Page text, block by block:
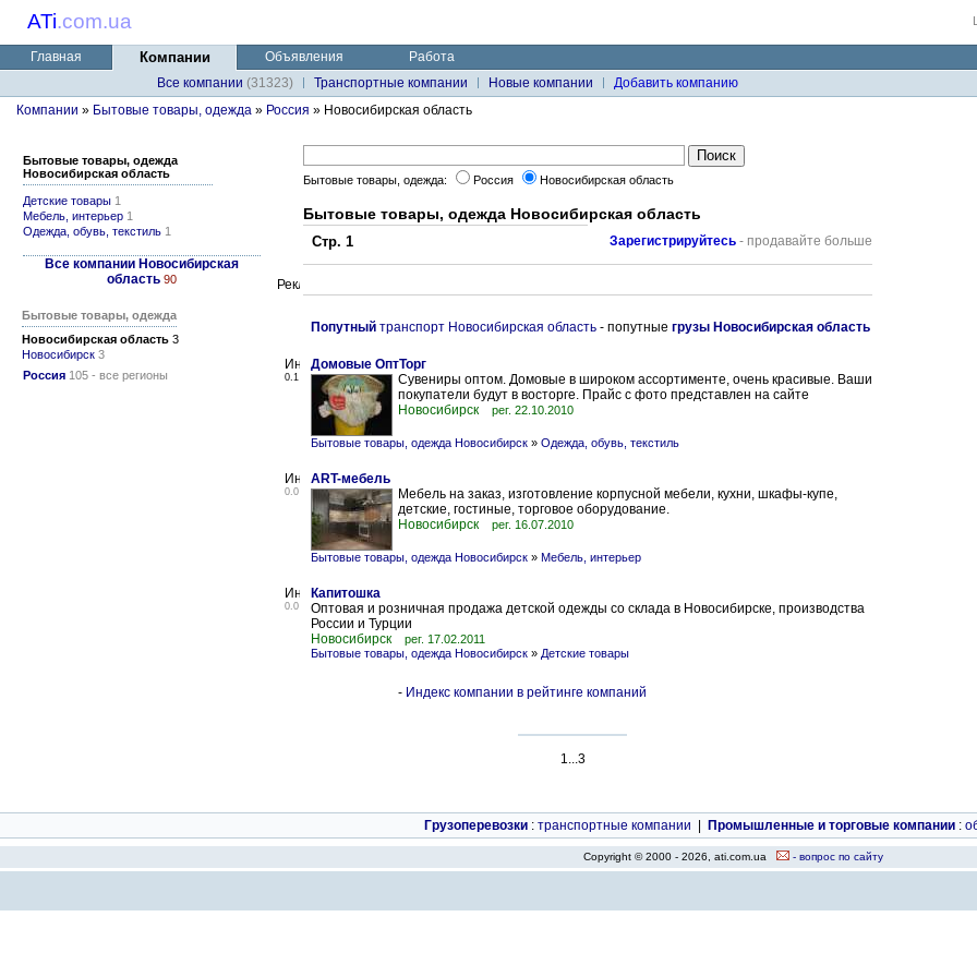
ATi.com.ua
Главная Компании Объявления
Работа
Все компании (31323) Транспортные компании Новые компании
Добавить компанию
Компании » Бытовые товары, одежда » Россия » Новосибирская область
Бытовые товары, одежда
Новосибирская область
Детские товары 1
Мебель, интерьер 1
Одежда, обувь, текстиль 1
Все компании Новосибирская
область 90
Бытовые товары, одежда
Новосибирская область 3
Новосибирск 3
Россия 105 - все регионы
Бытовые товары, одежда: Россия Новосибирская область
Бытовые товары, одежда Новосибирская область
Стр. 1 Зарегистрируйтесь - продавайте больше
Попутный транспорт Новосибирская область - попутные грузы Новосибирская область
0.1
Домовые ОптТорг
Сувениры оптом. Домовые в широком ассортименте, очень красивые. Ваши
покупатели будут в восторге. Прайс с фото представлен на сайте
Новосибирск
рег. 22.10.2010
Бытовые товары, одежда Новосибирск » Одежда, обувь, текстиль
0.0
ART-мебель
Мебель на заказ, изготовление корпусной мебели, кухни, шкафы-купе,
детские, гостиные, торговое оборудование.
Новосибирск
рег. 16.07.2010
Бытовые товары, одежда Новосибирск » Мебель, интерьер
0.0
Капитошка
Оптовая и розничная продажа детской одежды со склада в Новосибирске, производства
России и Турции
Новосибирск
рег. 17.02.2011
Бытовые товары, одежда Новосибирск » Детские товары
- Индекс компании в рейтинге компаний
1...3
Грузоперевозки : транспортные компании Промышленные и торговые компании :
Copyright © 2000 - 2026, ati.com.ua - вопрос по сайту